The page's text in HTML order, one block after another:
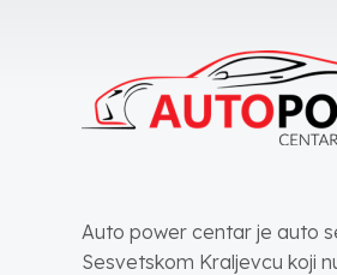
Auto power centar je auto
Sesvetskom Kraljevcu koji